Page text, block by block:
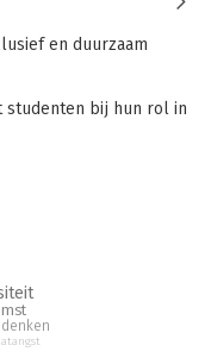
en duurzaam
studenten bij hun rol in
voor eerlijk,
studenten bij
en is opgebouwd
die richting geven
docenten een